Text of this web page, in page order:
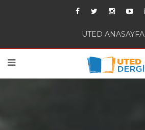
UTED ANASAYFA